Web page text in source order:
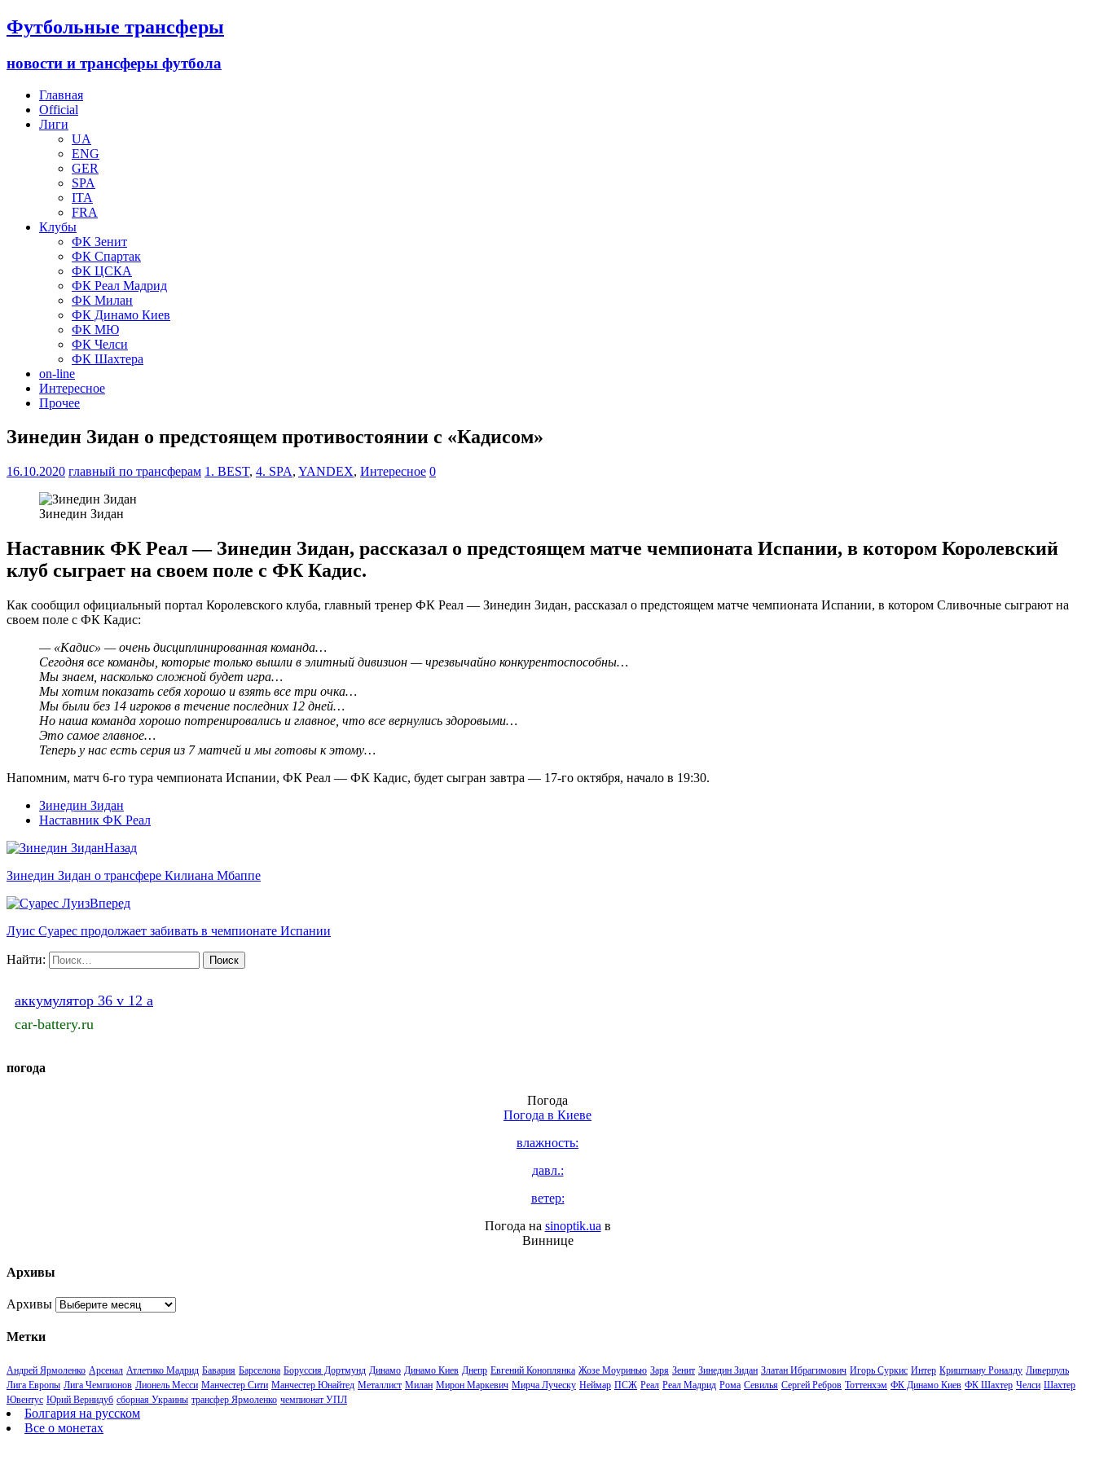
Футбольные трансферы
новости и трансферы футбола
Главная
Official
Лиги
UA
ENG
GER
SPA
ITA
FRA
Клубы
ФК Зенит
ФК Спартак
ФК ЦСКА
ФК Реал Мадрид
ФК Милан
ФК Динамо Киев
ФК МЮ
ФК Челси
ФК Шахтера
on-line
Интересное
Прочее
Зинедин Зидан о предстоящем противостоянии с «Кадисом»
16.10.2020 главный по трансферам 1. BEST, 4. SPA, YANDEX, Интересное 0
Зинедин Зидан
Наставник ФК Реал — Зинедин Зидан, рассказал о предстоящем матче чемпионата Испании, в котором Королевский
клуб сыграет на своем поле с ФК Кадис.
Как сообщил официальный портал Королевского клуба, главный тренер ФК Реал — Зинедин Зидан, рассказал о предстоящем матче чемпионата Испании, в котором Сливочные сыграют на
своем поле с ФК Кадис:
— «Кадис» — очень дисциплинированная команда…
Сегодня все команды, которые только вышли в элитный дивизион — чрезвычайно конкурентоспособны…
Мы знаем, насколько сложной будет игра…
Мы хотим показать себя хорошо и взять все три очка…
Мы были без 14 игроков в течение последних 12 дней…
Но наша команда хорошо потренировались и главное, что все вернулись здоровыми…
Это самое главное…
Теперь у нас есть серия из 7 матчей и мы готовы к этому…
Напомним, матч 6-го тура чемпионата Испании, ФК Реал — ФК Кадис, будет сыгран завтра — 17-го октября, начало в 19:30.
Зинедин Зидан
Наставник ФК Реал
Назад
Зинедин Зидан о трансфере Килиана Мбаппе
Вперед
Луис Суарес продолжает забивать в чемпионате Испании
Найти:
аккумулятор 36 v 12 a
car-battery.ru
погода
Погода
Погода в Киеве
влажность:
давл.:
ветер:
Погода на sinoptik.ua в
Виннице
Архивы
Архивы
Метки
Андрей Ярмоленко Арсенал Атлетико Мадрид Бавария Барселона Боруссия Дортмунд Динамо Динамо Киев Днепр Евгений Коноплянка Жозе Моуринью Заря Зенит Зинедин Зидан Златан Ибрагимович Игорь Суркис Интер Криштиану Роналду Ливерпуль
Лига Европы Лига Чемпионов Лионель Месси Манчестер Сити Манчестер Юнайтед Металлист Милан Мирон Маркевич Мирча Луческу Неймар ПСЖ Реал Реал Мадрид Рома Севилья Сергей Ребров Тоттенхэм ФК Динамо Киев ФК Шахтер Челси Шахтер
Ювентус Юрий Вернидуб сборная Украины трансфер Ярмоленко чемпионат УПЛ
Болгария на русском
Все о монетах